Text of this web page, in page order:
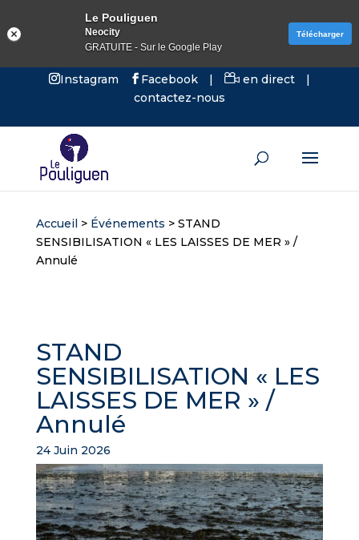
Instagram Facebook | en direct
|
contactez-nous
Accueil> Événements > STAND
SENSIBILISATION « LES LAISSES DE MER » /
Annulé
STAND
SENSIBILISATION « LES
LAISSES DE MER » /
Annulé
24 Juin 2026
Le Pouliguen
Neocity
GRATUITE - Sur le Google Play
Télécharger